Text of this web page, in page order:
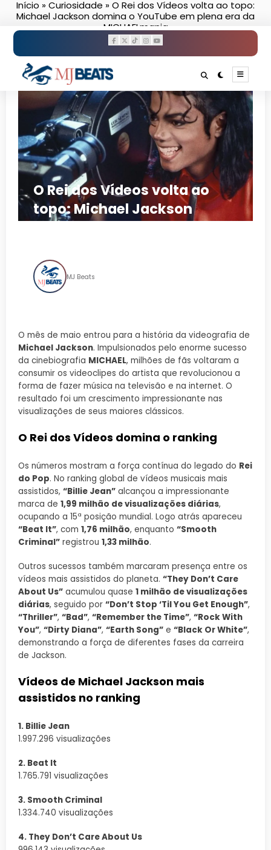
Pular
para
Início »Curiosidade »O Rei dos Vídeos volta ao topo:
Michael Jackson domina o YouTube em plena era da
MICHAELmania
O Rei dos Vídeos volta ao
topo: Michael Jackson
domina o YouTube em plena
MJ Beats
O mês de maio entrou para a história da videografia de
Michael Jackson. Impulsionados pelo enorme sucesso
da cinebiografia MICHAEL, milhões de fãs voltaram a
consumir os videoclipes do artista que revolucionou a
forma de fazer música na televisão e na internet. O
resultado foi um crescimento impressionante nas
visualizações de seus maiores clássicos.
O Rei dos Vídeos domina o ranking
Os números mostram a força contínua do legado do Rei
do Pop. No ranking global de vídeos musicais mais
assistidos, “Billie Jean” alcançou a impressionante
marca de 1,99 milhão de visualizações diárias,
ocupando a 15ª posição mundial. Logo atrás apareceu
“Beat It”, com 1,76 milhão, enquanto “Smooth
Criminal” registrou 1,33 milhão.
Outros sucessos também marcaram presença entre os
vídeos mais assistidos do planeta. “They Don’t Care
About Us” acumulou quase 1 milhão de visualizações
diárias, seguido por “Don’t Stop ‘Til You Get Enough”,
“Thriller”, “Bad”, “Remember the Time”, “Rock With
You”, “Dirty Diana”, “Earth Song” e “Black Or White”,
demonstrando a força de diferentes fases da carreira
de Jackson.
Vídeos de Michael Jackson mais
assistidos no ranking
1. Billie Jean
1.997.296 visualizações
2. Beat It
1.765.791 visualizações
3. Smooth Criminal
1.334.740 visualizações
4. They Don’t Care About Us